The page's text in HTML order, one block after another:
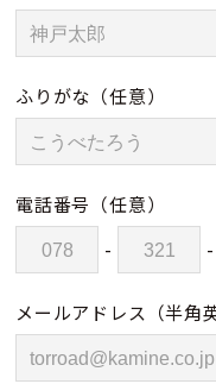
ふりがな （任意）
電話番号 （任意）
- -
メールアドレス（半角